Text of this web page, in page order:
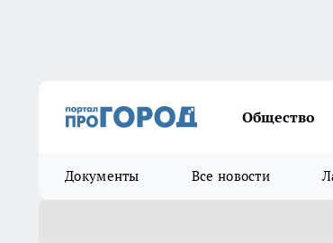
Общество
Документы Все новости